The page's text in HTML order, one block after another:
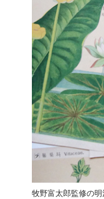
牧野富太郎監修の